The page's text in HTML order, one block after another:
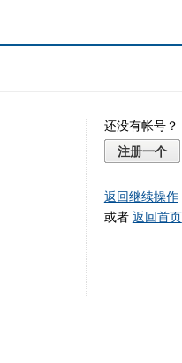
还没有帐号？
注册一个
返回继续操作
或者 返回首页